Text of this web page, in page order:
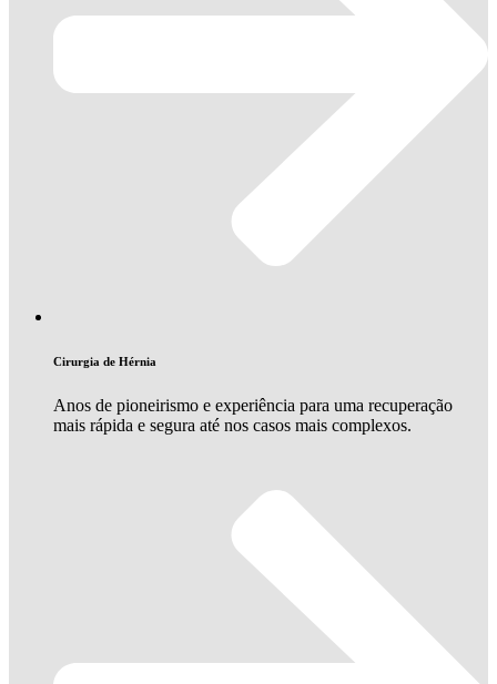
Cirurgia de Hérnia
Anos de pioneirismo e experiência para uma recuperação
mais rápida e segura até nos casos mais complexos.